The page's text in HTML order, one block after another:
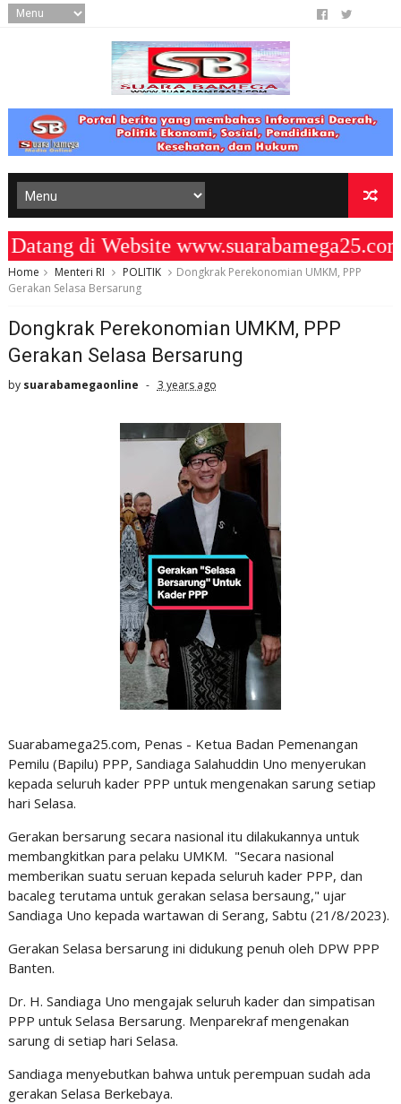
di Website www.suarabamega25.com
Home Menteri RI POLITIK
Dongkrak Perekonomian UMKM, PPP
Gerakan Selasa Bersarung
Dongkrak Perekonomian UMKM, PPP
Gerakan Selasa Bersarung
by suarabamegaonline 3 years ago
Suarabamega25.com, Penas - Ketua Badan Pemenangan
Pemilu (Bapilu) PPP, Sandiaga Salahuddin Uno menyerukan
kepada seluruh kader PPP untuk mengenakan sarung setiap
hari Selasa.
Gerakan bersarung secara nasional itu dilakukannya untuk
membangkitkan para pelaku UMKM. "Secara nasional
memberikan suatu seruan kepada seluruh kader PPP, dan
bacaleg terutama untuk gerakan selasa bersaung," ujar
Sandiaga Uno kepada wartawan di Serang, Sabtu (21/8/2023).
Gerakan Selasa bersarung ini didukung penuh oleh DPW PPP
Banten.
Dr. H. Sandiaga Uno mengajak seluruh kader dan simpatisan
PPP untuk Selasa Bersarung. Menparekraf mengenakan
sarung di setiap hari Selasa.
Sandiaga menyebutkan bahwa untuk perempuan sudah ada
gerakan Selasa Berkebaya.